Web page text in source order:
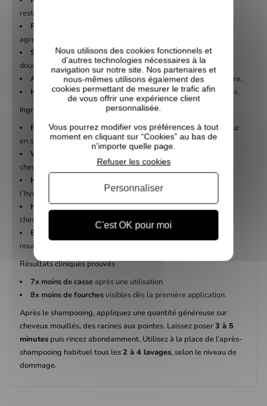
restaurer sa structure.
Renforce les cheveux
agressions extérieures.
Scelle les pointespour réduire les fourches et améliorer la
douceur.
Améliore la brillanceet redonne un aspect sain à la chevelure.
Hydrate intensémentet lisse la fibre pour réduire les frisottis.
Ingrédients clés
Protéine de Moringa hydrolysée: répare la fibre de l’intérieur
en se liant à la kératine naturelle.
Vitamine C
: stimule la production de collagène pour des
cheveux plus forts et plus élastiques.
Huile de Tamanu bio
l’hydratation.
Huile d’avocat & huile de coco: nourrissent et lissent les
cheveux tout en réduisant les frisottis.
Beurre de graines de mangue
: riche en vitamines A et E, il
nourrit, répare et limite les fourches.
Résultats cliniques prouvés
7x moins de casseaprès une utilisation.
8x moins de fourchesvisibles dès la première application.
Après le shampooing, appliquez une quantité généreuse sur
cheveux mouillés, des racines aux pointes. Laissez poser3 à 5
minutes puis rincez abondamment. Utilisez à la place de l’après-
shampooing habituel tous les2 à 4 lavages, selon le niveau de
dommage.
Nous utilisons des cookies fonctionnels et
d’autres technologies nécessaires à la
navigation sur notre site. Nos partenaires et
nous-mêmes utilisons également des
cookies permettant de mesurer le trafic afin
de vous offrir une expérience client
personnalisée.
Vous pourrez modifier vos préférences à tout
moment en cliquant sur “Cookies” au bas de
n'importe quelle page.
C'est OK pour moi
Refuser les cookies
Personnaliser